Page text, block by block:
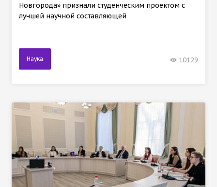
Новгорода» признали студенческим проектом с
лучшей научной составляющей
Наука 10129